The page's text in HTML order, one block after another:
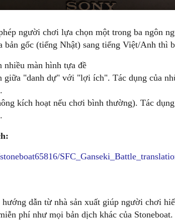
người chơi lựa chọn một trong ba ngôn
gốc (tiếng Nhật) sang tiếng Việt/Anh thì
màn hình tựa đề
"danh dự" với "lợi ích". Tác dụng của
kích hoạt nếu chơi bình thường). Tác
dẫn từ nhà sản xuất giúp người chơi
phí như mọi bản dịch khác của Stoneboat.